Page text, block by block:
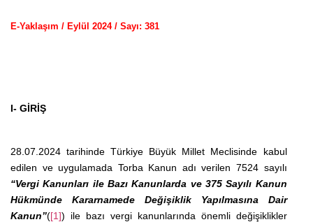
E-Yaklaşım / Eylül 2024 / Sayı: 381
I- GİRİŞ
28.07.2024 tarihinde Türkiye Büyük Millet Meclisinde kabul
edilen ve uygulamada Torba Kanun adı verilen 7524 sayılı
“Vergi Kanunları ile Bazı Kanunlarda ve 375 Sayılı Kanun
Hükmünde Kararnamede Değişiklik Yapılmasına Dair
Kanun”([1]) ile bazı vergi kanunlarında önemli değişiklikler